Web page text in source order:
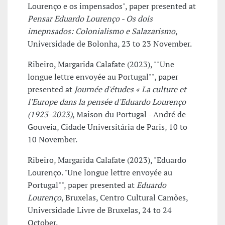
Lourenço e os impensados", paper presented at
Pensar Eduardo Lourenço - Os dois
imepnsados: Colonialismo e Salazarismo,
Universidade de Bolonha, 23 to 23 November.
Ribeiro, Margarida Calafate (2023), ""Une
longue lettre envoyée au Portugal"", paper
presented at Journée d'études « La culture et
l'Europe dans la pensée d'Eduardo Lourenço
(1923-2023), Maison du Portugal - André de
Gouveia, Cidade Universitária de Paris, 10 to
10 November.
Ribeiro, Margarida Calafate (2023), "Eduardo
Lourenço. "Une longue lettre envoyée au
Portugal"", paper presented atEduardo
Lourenço, Bruxelas, Centro Cultural Camões,
Universidade Livre de Bruxelas, 24 to 24
October.